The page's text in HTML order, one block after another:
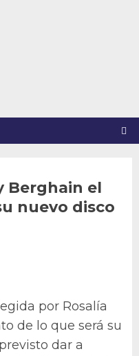
Berghain el
nuevo disco
por Rosalía
de lo que será su
dar a